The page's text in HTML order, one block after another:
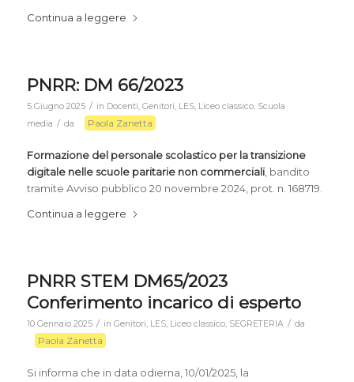
Continua a leggere
PNRR: DM 66/2023
5 Giugno 2025 / in Docenti, Genitori, LES, Liceo classico, Scuola
media / da Paola Zanetta
Formazione del personale scolastico per la transizione
digitale nelle scuole paritarie non commerciali, bandito
tramite Avviso pubblico 20 novembre 2024, prot. n. 168719.
Continua a leggere
PNRR STEM DM65/2023
Conferimento incarico di esperto
10 Gennaio 2025 / in Genitori, LES, Liceo classico, SEGRETERIA / da
Paola Zanetta
Si informa che in data odierna, 10/01/2025, la